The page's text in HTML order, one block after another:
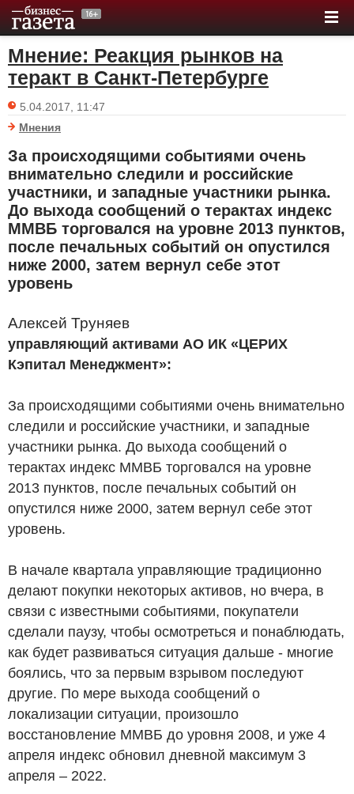
Мнение: Реакция рынков на
теракт в Санкт-Петербурге
5.04.2017, 11:47
Мнения
За происходящими событиями очень
внимательно следили и российские
участники, и западные участники рынка.
До выхода сообщений о терактах индекс
ММВБ торговался на уровне 2013 пунктов,
после печальных событий он опустился
ниже 2000, затем вернул себе этот
уровень
Алексей Труняев
управляющий активами АО ИК «ЦЕРИХ
Кэпитал Менеджмент»:
За происходящими событиями очень внимательно
следили и российские участники, и западные
участники рынка. До выхода сообщений о
терактах индекс ММВБ торговался на уровне
2013 пунктов, после печальных событий он
опустился ниже 2000, затем вернул себе этот
уровень.
В начале квартала управляющие традиционно
делают покупки некоторых активов, но вчера, в
связи с известными событиями, покупатели
сделали паузу, чтобы осмотреться и понаблюдать,
как будет развиваться ситуация дальше - многие
боялись, что за первым взрывом последуют
другие. По мере выхода сообщений о
локализации ситуации, произошло
восстановление ММВБ до уровня 2008, и уже 4
апреля индекс обновил дневной максимум 3
апреля – 2022.